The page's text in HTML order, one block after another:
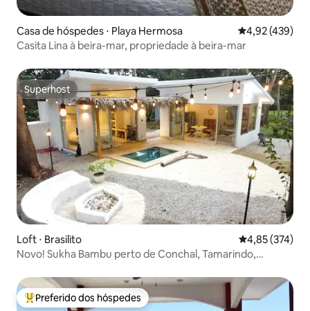
Casa de hóspedes ⋅ Playa Hermosa 4,92 de uma
4,92 (439)
Casita Lina à beira-mar, propriedade à beira-mar
Superhost
Superhost
Loft ⋅ Brasilito 4,85 de uma
4,85 (374)
Novo! Sukha Bambu perto de Conchal, Tamarindo,
Entre os melhores preferidos dos hóspedes
Preferido dos hóspedes